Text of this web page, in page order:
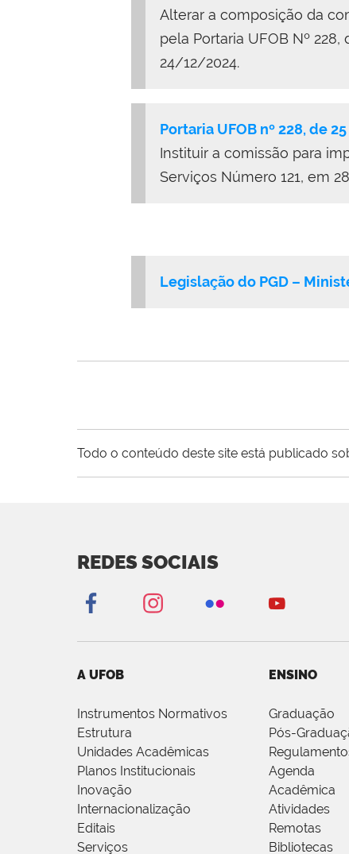
Alterar a composição da
pela Portaria UFOB Nº
24/12/2024.
Portaria UFOB nº 228, de
Instituir a comissão para
Serviços Número 121, em
Legislação do PGD –
Todo o conteúdo deste site está publicado
REDES SOCIAIS
A UFOB
Instrumentos Normativos
Estrutura
Unidades Acadêmicas
Planos Institucionais
Inovação
Internacionalização
Editais
Serviços
ENSINO
Graduação
Pós-
Agenda
Acadêmica
Atividades
Remotas
Bibliotecas